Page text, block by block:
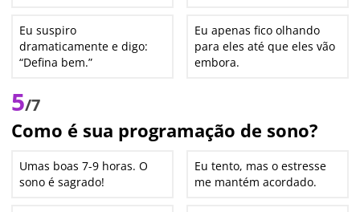
Eu suspiro
dramaticamente e digo:
“Defina bem.”
Eu apenas fico olhando
para eles até que eles vão
embora.
5/7
Como é sua programação de sono?
Umas boas 7-9 horas. O
sono é sagrado!
Eu tento, mas o estresse
me mantém acordado.